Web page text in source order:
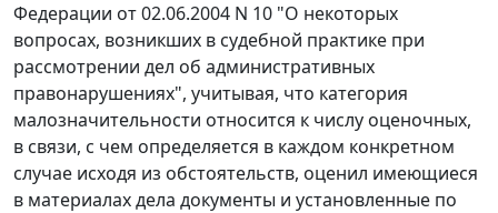
Федерации от 02.06.2004 N 10 "О некоторых
вопросах, возникших в судебной практике при
рассмотрении дел об административных
правонарушениях", учитывая, что категория
малозначительности относится к числу оценочных,
в связи, с чем определяется в каждом конкретном
случае исходя из обстоятельств, оценил имеющиеся
в материалах дела документы и установленные по